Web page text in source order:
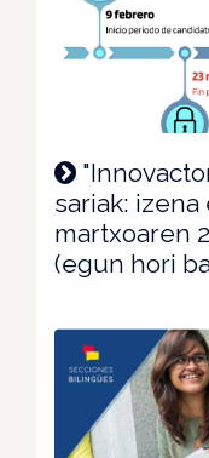
sariak:
martxoaren
(egun hori